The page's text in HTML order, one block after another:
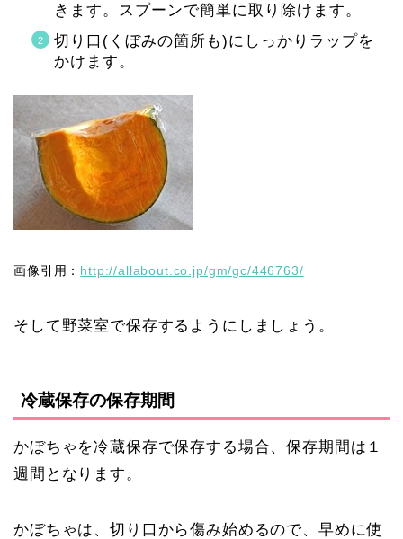
きます。スプーンで簡単に取り除けます。
切り口(くぼみの箇所も)にしっかりラップを
かけます。
画像引用： http://allabout.co.jp/gm/gc/446763/
そして野菜室で保存するようにしましょう。
冷蔵保存の保存期間
かぼちゃを冷蔵保存で保存する場合、保存期間は１
週間となります。
かぼちゃは、切り口から傷み始めるので、早めに使